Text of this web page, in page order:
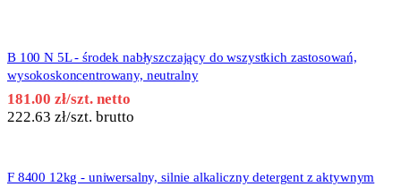
B 100 N 5L - środek nabłyszczający do wszystkich zastosowań,
wysokoskoncentrowany, neutralny
181.00 zł/szt. netto
222.63 zł/szt. brutto
F 8400 12kg - uniwersalny, silnie alkaliczny detergent z aktywnym